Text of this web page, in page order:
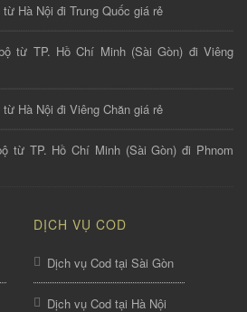
Hà Nội đi Trung Quốc giá rẻ
từ TP. Hồ Chí Minh (Sài Gòn) đi Viêng
Hà Nội đi Viêng Chăn giá rẻ
từ TP. Hồ Chí Minh (Sài Gòn) đi Phnom
DỊCH VỤ COD
Dịch vụ Cod tại Sài Gòn
Dịch vụ Cod tại Hà Nội